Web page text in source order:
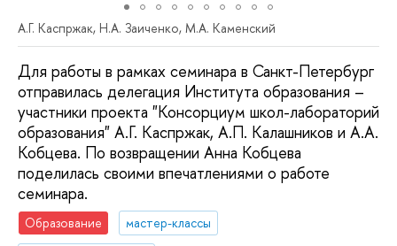
А.Г. Каспржак, Н.А. Заиченко, М.А. Каменский
Для работы в рамках семинара в Санкт-Петербург
отправилась делегация Института образования –
участники проекта "Консорциум школ-лабораторий
образования" А.Г. Каспржак, А.П. Калашников и А.А.
Кобцева. По возвращении Анна Кобцева
поделилась своими впечатлениями о работе
семинара.
Образование
мастер-классы